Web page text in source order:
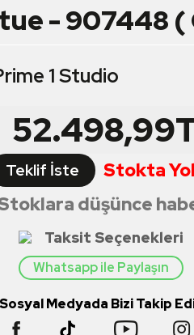
- 907448 (
1 Studio
52.498,99
Teklif İste
Stokta
düşünce
Taksit Seçenekleri
Whatsapp ile Paylaşın
Sosyal Medyada Bizi Takip